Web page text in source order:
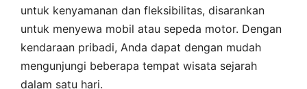
untuk kenyamanan dan fleksibilitas, disarankan
untuk menyewa mobil atau sepeda motor. Dengan
kendaraan pribadi, Anda dapat dengan mudah
mengunjungi beberapa tempat wisata sejarah
dalam satu hari.